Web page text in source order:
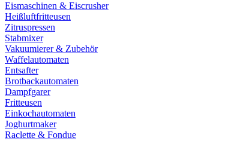
Eismaschinen & Eiscrusher
Heißluftfritteusen
Zitruspressen
Stabmixer
Vakuumierer & Zubehör
Waffelautomaten
Entsafter
Brotbackautomaten
Dampfgarer
Fritteusen
Einkochautomaten
Joghurtmaker
Raclette & Fondue